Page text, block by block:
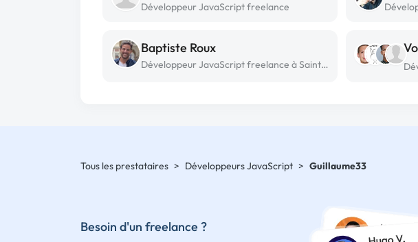
Développeur JavaScript freelance
Baptiste Roux
Développeur JavaScript freelance à Saint herblain
Tous les prestataires > Développeurs JavaScript > Guillaume33
Besoin d'un freelance ?